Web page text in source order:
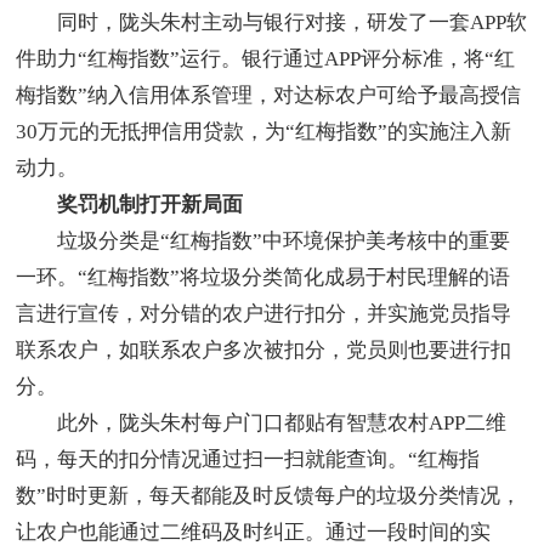
同时，陇头朱村主动与银行对接，研发了一套APP软
件助力“红梅指数”运行。银行通过APP评分标准，将“红
梅指数”纳入信用体系管理，对达标农户可给予最高授信
30万元的无抵押信用贷款，为“红梅指数”的实施注入新
动力。
奖罚机制打开新局面
垃圾分类是“红梅指数”中环境保护美考核中的重要
一环。“红梅指数”将垃圾分类简化成易于村民理解的语
言进行宣传，对分错的农户进行扣分，并实施党员指导
联系农户，如联系农户多次被扣分，党员则也要进行扣
分。
此外，陇头朱村每户门口都贴有智慧农村APP二维
码，每天的扣分情况通过扫一扫就能查询。“红梅指
数”时时更新，每天都能及时反馈每户的垃圾分类情况，
让农户也能通过二维码及时纠正。通过一段时间的实